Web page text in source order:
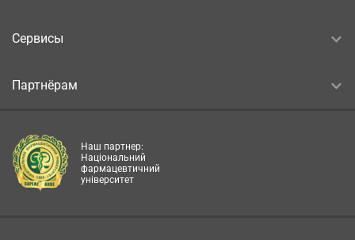
Сервисы
Партнёрам
Наш партнер:
Національний
фармацевтичний
університет